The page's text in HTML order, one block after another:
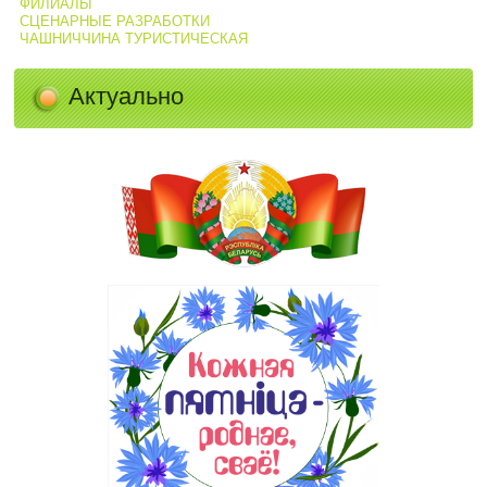
ФИЛИАЛЫ
СЦЕНАРНЫЕ РАЗРАБОТКИ
ЧАШНИЧЧИНА ТУРИСТИЧЕСКАЯ
Актуально